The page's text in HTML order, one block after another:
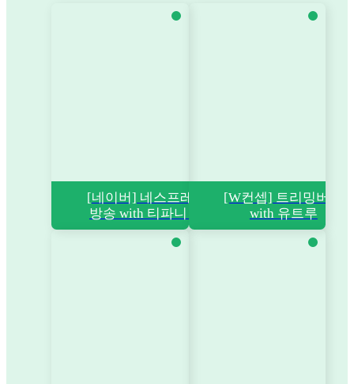
[네이버] 네스프레소
방송 with 티파니 영
[W컨셉] 트리밍버드
with 유트루